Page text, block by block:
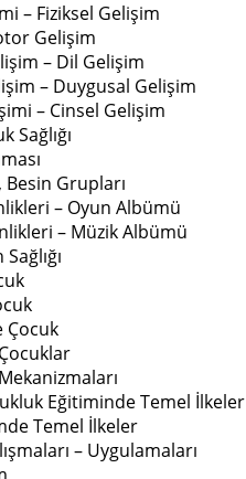
– Fiziksel Gelişim
Gelişim
– Dil Gelişim
– Duygusal Gelişim
– Cinsel Gelişim
Sağlığı
Grupları
– Oyun Albümü
– Müzik Albümü
Çocuk
Eğitiminde Temel İlkeler
Temel İlkeler
– Uygulamaları